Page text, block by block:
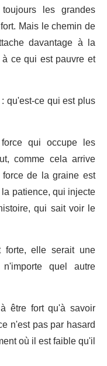
les grandes
Mais le chemin de
davantage à la
ce qui est pauvre et
qu'est-ce qui est plus
qui occupe les
comme cela arrive
de la graine est
patience, qui injecte
qui sait voir le
elle serait une
quel autre
être fort qu'à savoir
n'est pas par hasard
où il est faible qu'il